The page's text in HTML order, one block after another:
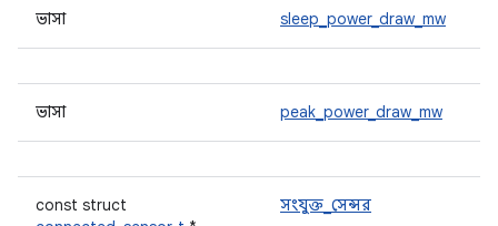
ভাসা sleep_power_draw_mw
ভাসা peak_power_draw_mw
const struct
সংযুক্ত_সেন্সর